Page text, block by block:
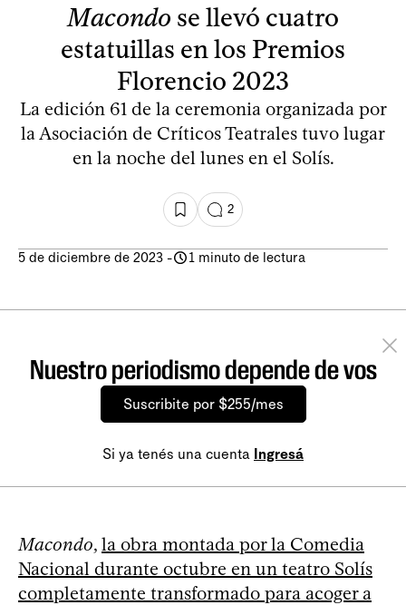
Macondo se llevó cuatro
estatuillas en los Premios
Florencio 2023
La edición 61 de la ceremonia organizada por
la Asociación de Críticos Teatrales tuvo lugar
en la noche del lunes en el Solís.
2
5 de diciembre de 2023 - 1 minuto de lectura
Nuestro periodismo depende de vos
Suscribite por $255/mes
Si ya tenés una cuenta Ingresá
Macondo, la obra montada por la Comedia
Nacional durante octubre en un teatro Solís
completamente transformado para acoger a